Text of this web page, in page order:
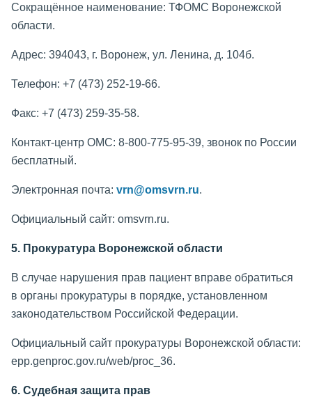
Сокращённое наименование: ТФОМС Воронежской
области.
Адрес: 394043, г. Воронеж, ул. Ленина, д. 104б.
Телефон: +7 (473) 252-19-66.
Факс: +7 (473) 259-35-58.
Контакт-центр ОМС: 8-800-775-95-39, звонок по России
бесплатный.
Электронная почта: vrn@omsvrn.ru.
Официальный сайт: omsvrn.ru.
5. Прокуратура Воронежской области
В случае нарушения прав пациент вправе обратиться
в органы прокуратуры в порядке, установленном
законодательством Российской Федерации.
Официальный сайт прокуратуры Воронежской области:
epp.genproc.gov.ru/web/proc_36.
6. Судебная защита прав